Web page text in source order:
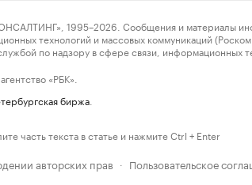
1995–2026. Сообщения и материалы
технологий и массовых коммуникаций
по надзору в сфере связи,
«РБК».
биржа
часть текста в статье и нажмите Ctrl + Enter
авторских прав · Пользовательское